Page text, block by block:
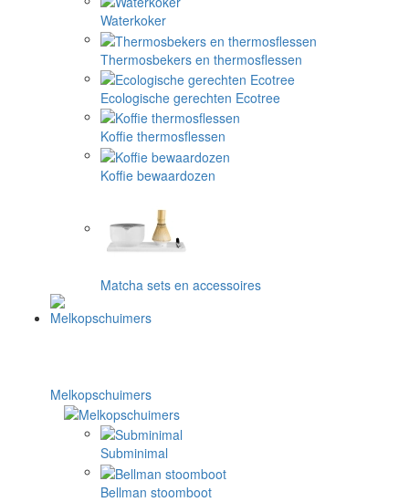
Waterkoker
Thermosbekers en thermosflessen
Ecologische gerechten Ecotree
Koffie thermosflessen
Koffie bewaardozen
Matcha sets en accessoires
Melkopschuimers
Subminimal
Bellman stoomboot